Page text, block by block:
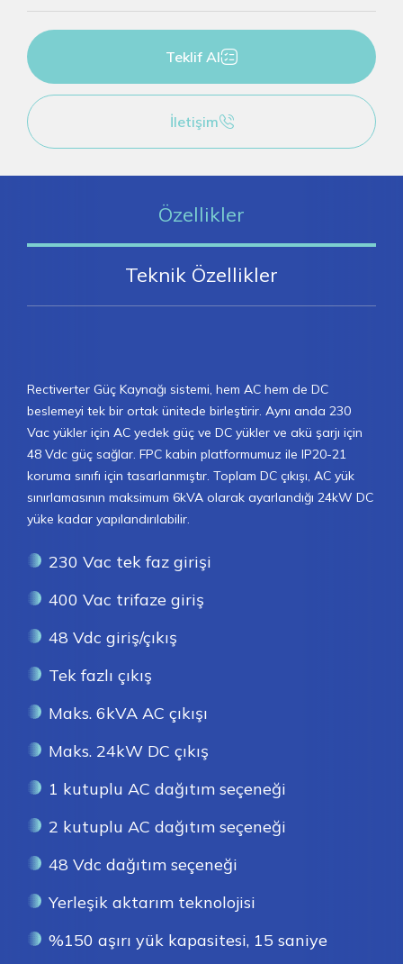
Teklif Al
İletişim
Özellikler
Teknik Özellikler
Rectiverter Güç Kaynağı sistemi, hem AC hem de DC
beslemeyi tek bir ortak ünitede birleştirir. Aynı anda 230
Vac yükler için AC yedek güç ve DC yükler ve akü şarjı için
48 Vdc güç sağlar. FPC kabin platformumuz ile IP20-21
koruma sınıfı için tasarlanmıştır. Toplam DC çıkışı, AC yük
sınırlamasının maksimum 6kVA olarak ayarlandığı 24kW DC
yüke kadar yapılandırılabilir.
230 Vac tek faz girişi
400 Vac trifaze giriş
48 Vdc giriş/çıkış
Tek fazlı çıkış
Maks. 6kVA AC çıkışı
Maks. 24kW DC çıkış
1 kutuplu AC dağıtım seçeneği
2 kutuplu AC dağıtım seçeneği
48 Vdc dağıtım seçeneği
Yerleşik aktarım teknolojisi
%150 aşırı yük kapasitesi, 15 saniye